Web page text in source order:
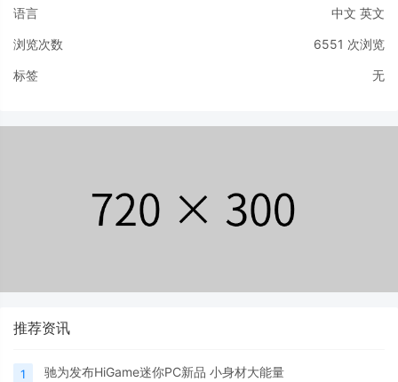
语言 中文 英文
浏览次数 6551 次浏览
标签 无
推荐资讯
1 驰为发布HiGame迷你PC新品 小身材大能量